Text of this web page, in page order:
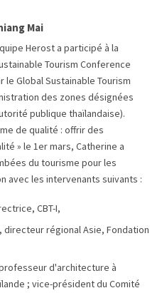
Mai
Herost a participé à la
Tourism Conference
le Global Sustainable Tourism
des zones désignées
publique thaïlandaise).
de qualité : offrir des
» le 1er mars, Catherine a
du tourisme pour les
avec les intervenants suivants :
CBT-I,
directeur régional Asie, Fondation
professeur d'architecture à
; vice-président du Comité